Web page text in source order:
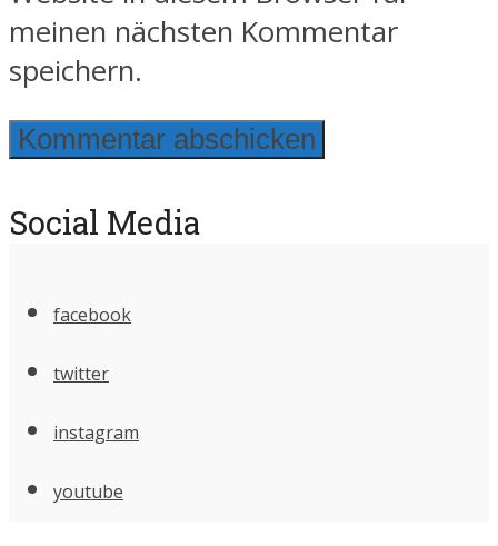
meinen nächsten Kommentar
speichern.
Social Media
facebook
twitter
instagram
youtube